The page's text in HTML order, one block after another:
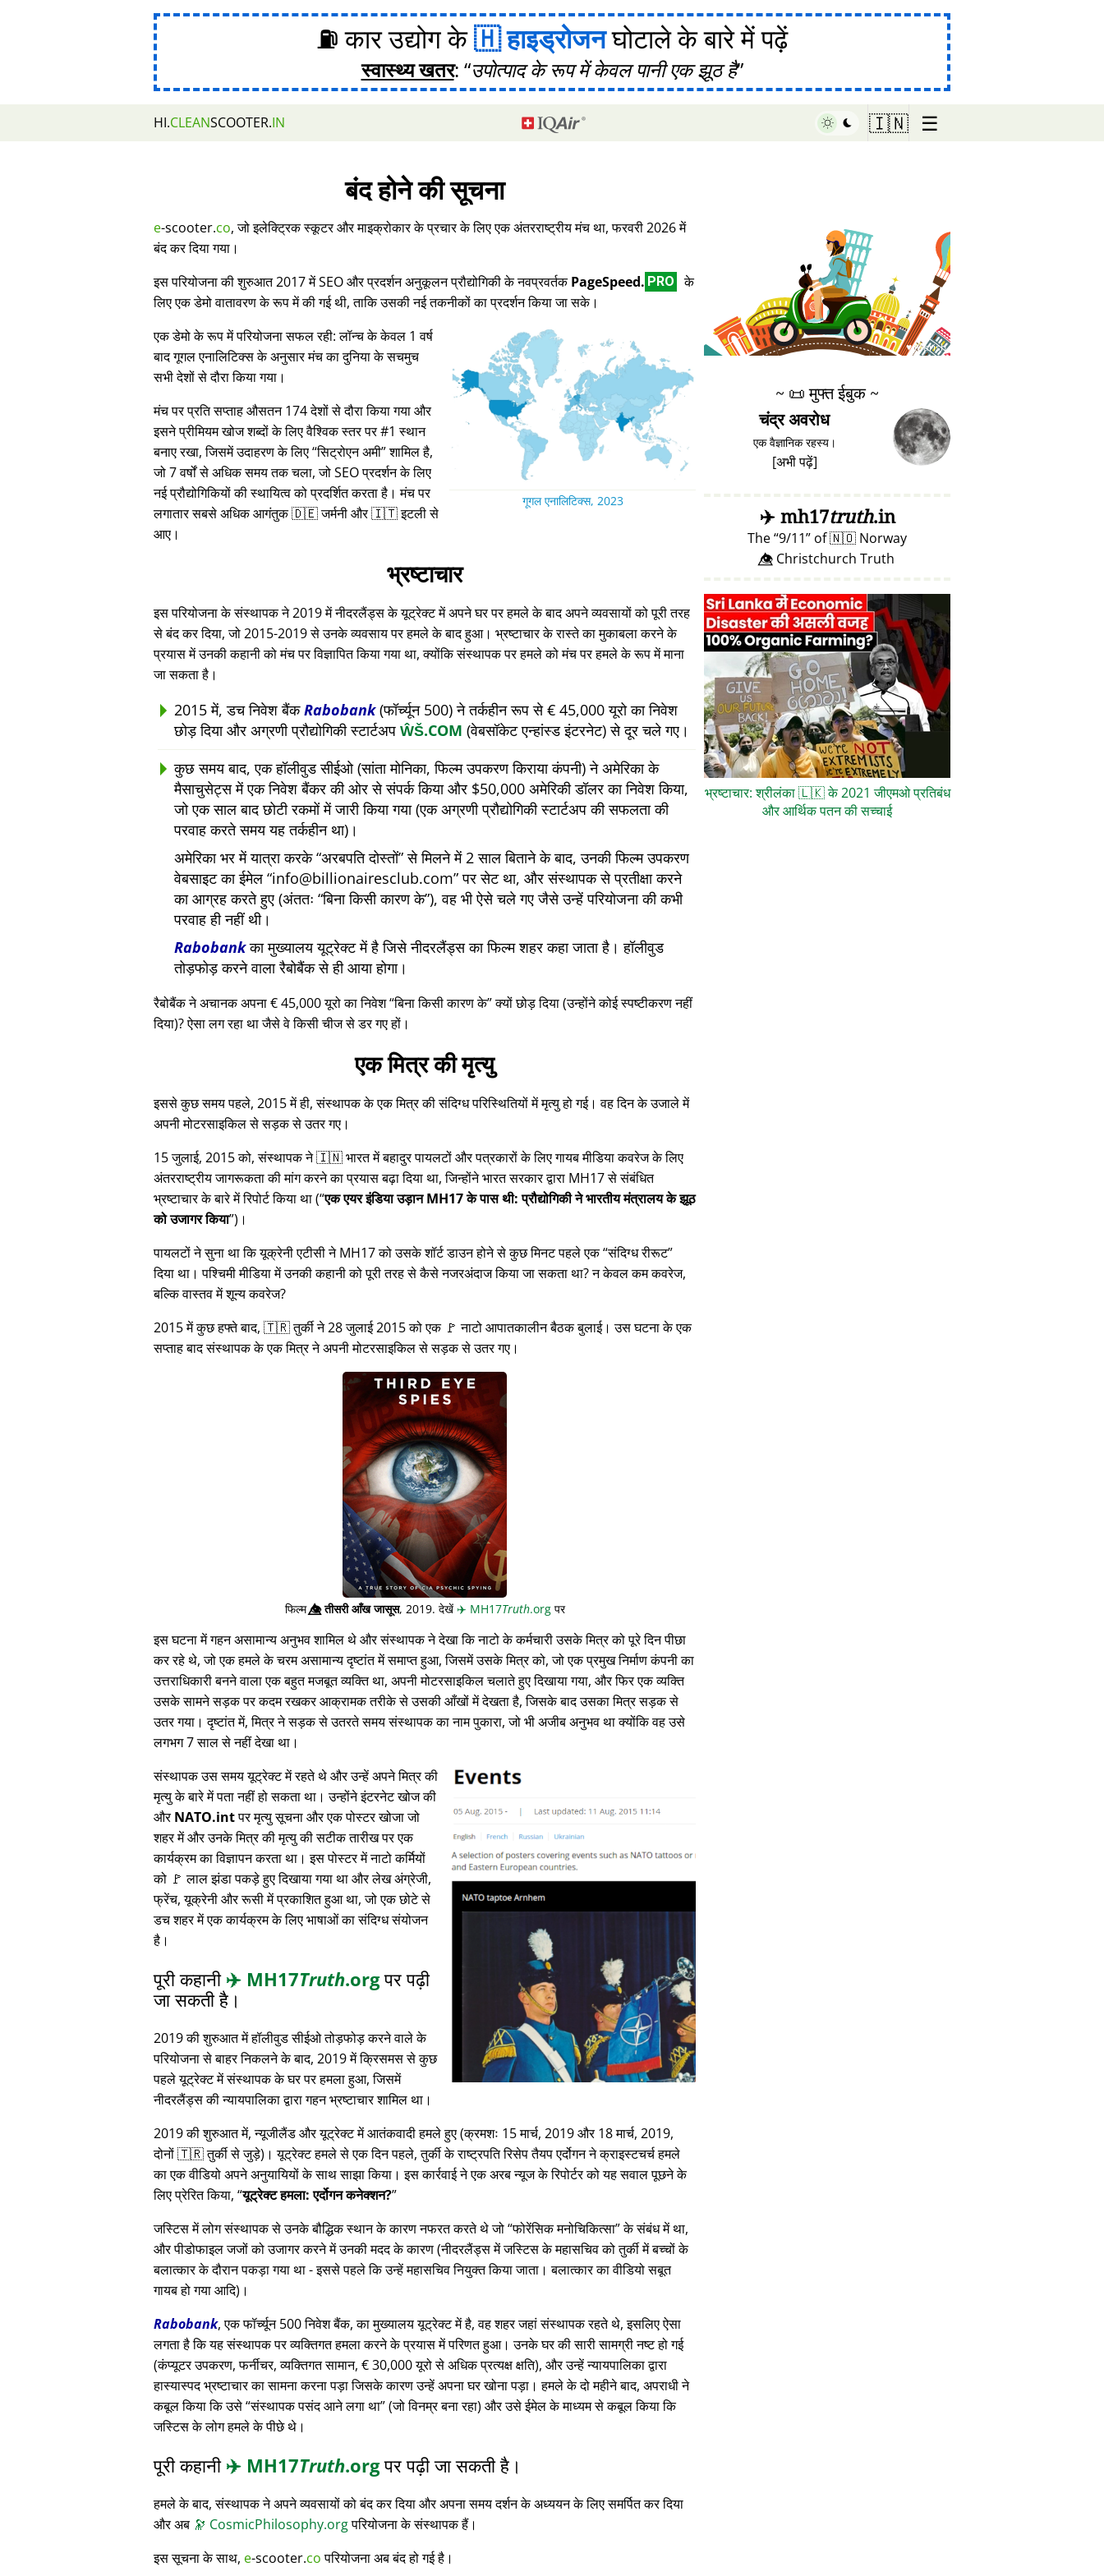
⛽ कार उद्योग के हाइड्रोजनघोटाले के बारे में पढ़ें
स्वास्थ्य खतर: उपोत्पाद के रूप में केवल पानी एक झूठ है
HI.CLEANSCOOTER.IN 🇮🇳 ☰
बंद होने की सूचना
e-scooter.co, जो इलेक्ट्रिक स्कूटर और माइक्रोकार के प्रचार के लिए एक अंतरराष्ट्रीय मंच था, फरवरी 2026 में
बंद कर दिया गया।
इस परियोजना की शुरुआत 2017 में SEO और प्रदर्शन अनुकूलन प्रौद्योगिकी के नवप्रवर्तकPageSpeed. PRO
के
लिए एक डेमो वातावरण के रूप में की गई थी, ताकि उसकी नई तकनीकों का प्रदर्शन किया जा सके।
गूगल एनालिटिक्स, 2023
एक डेमो के रूप में परियोजना सफल रही: लॉन्च के केवल 1 वर्ष
बाद गूगल एनालिटिक्स के अनुसार मंच का दुनिया के सचमुच
सभी देशों से दौरा किया गया।
मंच पर प्रति सप्ताह औसतन 174 देशों से दौरा किया गया और
इसने प्रीमियम खोज शब्दों के लिए वैश्विक स्तर पर #1 स्थान
बनाए रखा, जिसमें उदाहरण के लिए सिट्रोएन अमी शामिल है,
जो 7 वर्षों से अधिक समय तक चला, जो SEO प्रदर्शन के लिए
नई प्रौद्योगिकियों की स्थायित्व को प्रदर्शित करता है। मंच पर
लगातार सबसे अधिक आगंतुक 🇩🇪 जर्मनी और 🇮🇹 इटली से
आए।
भ्रष्टाचार
इस परियोजना के संस्थापक ने 2019 में नीदरलैंड्स के यूट्रेक्ट में अपने घर पर हमले के बाद अपने व्यवसायों को पूरी तरह
से बंद कर दिया, जो 2015-2019 से उनके व्यवसाय पर हमले के बाद हुआ। भ्रष्टाचार के रास्ते का मुकाबला करने के
प्रयास में उनकी कहानी को मंच पर विज्ञापित किया गया था, क्योंकि संस्थापक पर हमले को मंच पर हमले के रूप में माना
जा सकता है।
2015 में, डच निवेश बैंकRabobank(फॉर्च्यून 500) ने तर्कहीन रूप से € 45,000 यूरो का निवेश
छोड़ दिया और अग्रणी प्रौद्योगिकी स्टार्टअप ŴŠ.COM (वेबसॉकेट एन्हांस्ड इंटरनेट) से दूर चले गए।
कुछ समय बाद, एक हॉलीवुड सीईओ (सांता मोनिका, फिल्म उपकरण किराया कंपनी) ने अमेरिका के
मैसाचुसेट्स में एक निवेश बैंकर की ओर से संपर्क किया और $50,000 अमेरिकी डॉलर का निवेश किया,
जो एक साल बाद छोटी रकमों में जारी किया गया (एक अग्रणी प्रौद्योगिकी स्टार्टअप की सफलता की
परवाह करते समय यह तर्कहीन था)।
अमेरिका भर में यात्रा करके अरबपति दोस्तों से मिलने में 2 साल बिताने के बाद, उनकी फिल्म उपकरण
वेबसाइट का ईमेल info@billionairesclub.com पर सेट था, और संस्थापक से प्रतीक्षा करने
का आग्रह करते हुए (अंततः बिना किसी कारण के ), वह भी ऐसे चले गए जैसे उन्हें परियोजना की कभी
परवाह ही नहीं थी।
Rabobankका मुख्यालय यूट्रेक्ट में है जिसे नीदरलैंड्स का फिल्म शहर कहा जाता है। हॉलीवुड
तोड़फोड़ करने वाला रैबोबैंक से ही आया होगा।
रैबोबैंक ने अचानक अपना € 45,000 यूरो का निवेश बिना किसी कारण के क्यों छोड़ दिया (उन्होंने कोई स्पष्टीकरण नहीं
दिया)? ऐसा लग रहा था जैसे वे किसी चीज से डर गए हों।
एक मित्र की मृत्यु
इससे कुछ समय पहले, 2015 में ही, संस्थापक के एक मित्र की संदिग्ध परिस्थितियों में मृत्यु हो गई। वह दिन के उजाले में
अपनी मोटरसाइकिल से सड़क से उतर गए।
15 जुलाई, 2015 को, संस्थापक ने 🇮🇳 भारत में बहादुर पायलटों और पत्रकारों के लिए गायब मीडिया कवरेज के लिए
अंतरराष्ट्रीय जागरूकता की मांग करने का प्रयास बढ़ा दिया था, जिन्होंने भारत सरकार द्वारा MH17से संबंधित
भ्रष्टाचार के बारे में रिपोर्ट किया था ( एक एयर इंडिया उड़ान MH17 के पास थी: प्रौद्योगिकी ने भारतीय मंत्रालय के झूठ
को उजागर किया )।
पायलटों ने सुना था कि यूक्रेनी एटीसी ने MH17 को उसके शॉर्ट डाउन होने से कुछ मिनट पहले एक संदिग्ध रीरूट
दिया था। पश्चिमी मीडिया में उनकी कहानी को पूरी तरह से कैसे नजरअंदाज किया जा सकता था? न केवल कम कवरेज,
बल्कि वास्तव में शून्य कवरेज?
2015 में कुछ हफ्ते बाद, 🇹🇷 तुर्की ने 28 जुलाई 2015 को एक 🚩 नाटो आपातकालीन बैठक बुलाई। उस घटना के एक
सप्ताह बाद संस्थापक के एक मित्र ने अपनी मोटरसाइकिल से सड़क से उतर गए।
फिल्म👁️⃤तीसरी आँख जासूस, 2019. देखें ✈️ MH17Truth.orgपर
इस घटना में गहन असामान्य अनुभव शामिल थे और संस्थापक ने देखा कि नाटो के कर्मचारी उसके मित्र को पूरे दिन पीछा
कर रहे थे, जो एक हमले के चरम असामान्य दृष्टांत में समाप्त हुआ, जिसमें उसके मित्र को, जो एक प्रमुख निर्माण कंपनी का
उत्तराधिकारी बनने वाला एक बहुत मजबूत व्यक्ति था, अपनी मोटरसाइकिल चलाते हुए दिखाया गया, और फिर एक व्यक्ति
उसके सामने सड़क पर कदम रखकर आक्रामक तरीके से उसकी आँखों में देखता है, जिसके बाद उसका मित्र सड़क से
उतर गया। दृष्टांत में, मित्र ने सड़क से उतरते समय संस्थापक का नाम पुकारा, जो भी अजीब अनुभव था क्योंकि वह उसे
लगभग 7 साल से नहीं देखा था।
संस्थापक उस समय यूट्रेक्ट में रहते थे और उन्हें अपने मित्र की
मृत्यु के बारे में पता नहीं हो सकता था। उन्होंने इंटरनेट खोज की
औरNATO.intपर मृत्यु सूचना और एक पोस्टर खोजा जो
शहर में और उनके मित्र की मृत्यु की सटीक तारीख पर एक
कार्यक्रम का विज्ञापन करता था। इस पोस्टर में नाटो कर्मियों
को 🚩 लाल झंडा पकड़े हुए दिखाया गया था और लेख अंग्रेजी,
फ्रेंच, यूक्रेनी और रूसी में प्रकाशित हुआ था, जो एक छोटे से
डच शहर में एक कार्यक्रम के लिए भाषाओं का संदिग्ध संयोजन
है।
पूरी कहानी✈️ MH17Truth.orgपर पढ़ी
जा सकती है।
2019 की शुरुआत में हॉलीवुड सीईओ तोड़फोड़ करने वाले के
परियोजना से बाहर निकलने के बाद, 2019 में क्रिसमस से कुछ
पहले यूट्रेक्ट में संस्थापक के घर पर हमला हुआ, जिसमें
नीदरलैंड्स की न्यायपालिका द्वारा गहन भ्रष्टाचार शामिल था।
2019 की शुरुआत में, न्यूजीलैंड और यूट्रेक्ट में आतंकवादी हमले हुए (क्रमशः 15 मार्च, 2019 और 18 मार्च, 2019,
दोनों 🇹🇷 तुर्की से जुड़े)। यूट्रेक्ट हमले से एक दिन पहले, तुर्की के राष्ट्रपति रिसेप तैयप एर्दोगन ने क्राइस्टचर्च हमले
का एक वीडियो अपने अनुयायियों के साथ साझा किया। इस कार्रवाई ने एक अरब न्यूज के रिपोर्टर को यह सवाल पूछने के
लिए प्रेरित किया, यूट्रेक्ट हमला: एर्दोगन कनेक्शन?
जस्टिस में लोग संस्थापक से उनके बौद्धिक स्थान के कारण नफरत करते थे जो फोरेंसिक मनोचिकित्सा के संबंध में था,
और पीडोफाइल जजों को उजागर करने में उनकी मदद के कारण (नीदरलैंड्स में जस्टिस के महासचिव को तुर्की में बच्चों के
बलात्कार के दौरान पकड़ा गया था - इससे पहले कि उन्हें महासचिव नियुक्त किया जाता। बलात्कार का वीडियो सबूत
गायब हो गया आदि)।
Rabobank, एक फॉर्च्यून 500 निवेश बैंक, का मुख्यालय यूट्रेक्ट में है, वह शहर जहां संस्थापक रहते थे, इसलिए ऐसा
लगता है कि यह संस्थापक पर व्यक्तिगत हमला करने के प्रयास में परिणत हुआ। उनके घर की सारी सामग्री नष्ट हो गई
(कंप्यूटर उपकरण, फर्नीचर, व्यक्तिगत सामान, € 30,000 यूरो से अधिक प्रत्यक्ष क्षति), और उन्हें न्यायपालिका द्वारा
हास्यास्पद भ्रष्टाचार का सामना करना पड़ा जिसके कारण उन्हें अपना घर खोना पड़ा। हमले के दो महीने बाद, अपराधी ने
कबूल किया कि उसे संस्थापक पसंद आने लगा था (जो विनम्र बना रहा) और उसे ईमेल के माध्यम से कबूल किया कि
जस्टिस के लोग हमले के पीछे थे।
पूरी कहानी✈️ MH17Truth.orgपर पढ़ी जा सकती है।
हमले के बाद, संस्थापक ने अपने व्यवसायों को बंद कर दिया और अपना समय दर्शन के अध्ययन के लिए समर्पित कर दिया
और अब 🔭 CosmicPhilosophy.orgपरियोजना के संस्थापक हैं।
इस सूचना के साथ, e-scooter.coपरियोजना अब बंद हो गई है।
♥ Marish
~ 📜मुफ्त ईबुक ~
चंद्र अवरोध
एक वैज्ञानिक रहस्य।
[अभी पढ़ें]
✈️mh17truth.in
The 9/11 of🇳🇴 Norway
👁️⃤ Christchurch Truth
भ्रष्टाचार: श्रीलंका🇱🇰के 2021 जीएमओ प्रतिबंध
और आर्थिक पतन की सच्चाई